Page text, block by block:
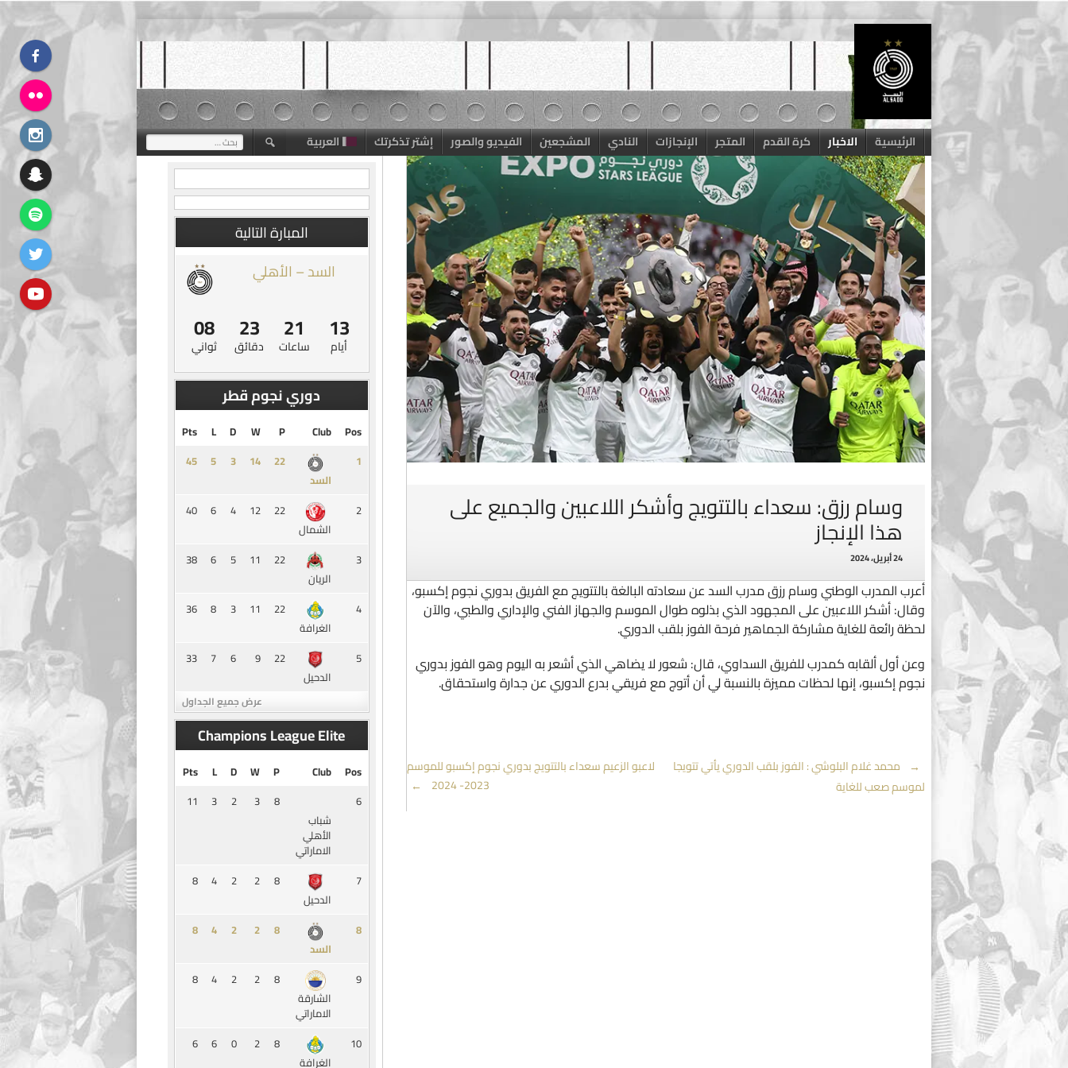
Skip
content
الرئيسية الاخبار كرة القدم المتجر الإنجازات النادي المشجعين الفيديو والصور إشتر تذكرتك العربية البحث
عن:
وسام رزق: سعداء بالتتويج وأشكر اللاعبين والجميع على
هذا الإنجاز
24 أبريل، 2024
أعرب المدرب الوطني وسام رزق مدرب السد عن سعادته البالغة بالتتويج مع الفريق بدوري نجوم إكسبو،
وقال: أشكر اللاعبين على المجهود الذي بذلوه طوال الموسم والجهاز الفني والإداري والطبي، والآن
لحظة رائعة للغاية مشاركة الجماهير فرحة الفوز بلقب الدوري.
وعن أول ألقابه كمدرب للفريق السداوي، قال: شعور لا يضاهي الذي أشعر به اليوم وهو الفوز بدوري
نجوم إكسبو، إنها لحظات مميزة بالنسبة لي أن أتوج مع فريقي بدرع الدوري عن جدارة واستحقاق.
Post
← محمد غلام البلوشي : الفوز بلقب الدوري يأتي تتويجا
لموسم صعب للغاية
لاعبو الزعيم سعداء بالتتويج بدوري نجوم إكسبو للموسم
2023- 2024
→
المبارة التالية
السد – الأهلي
13
أيام
21
ساعات
23
دقائق
07
ثواني
دوري نجوم قطر
Pos
Club
P
W
D
L
Pts
1
السد
‏22
14
3
5
45
2
الشمال
22
12
4
6
40
3
الريان
22
11
5
6
38
4
الغرافة
22
11
3
8
36
5
الدحيل
22
9
6
7
33
عرض جميع الجداول
Champions League Elite
Pos
Club
P
W
D
L
Pts
6
شباب
الأهلي
الاماراتي
8
3
2
3
11
7
الدحيل
8
2
2
4
8
8
السد
8
2
2
4
8
9
الشارقة
الاماراتي
8
2
2
4
8
10
الغرافة
8
2
0
6
6